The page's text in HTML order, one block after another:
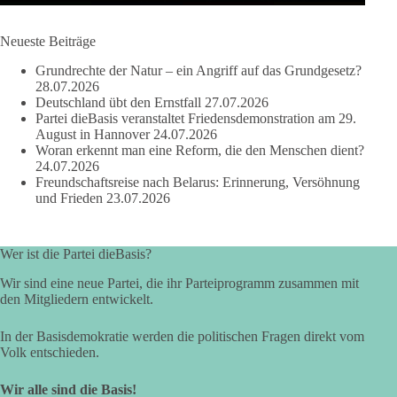
#dieBasis #Wasserverbot #Propaganda #WEF
219 7 55
DieBasis
2 Tage(n) zuvor
Wusstest du, dass Kooperation in Sachfragen etwas anderes ist
als eine feste Koalition?
Regierungsverantwortung, feste Vereinbarungen und
dauerhafte Bindungen. Kooperation in Sachfragen bedeutet
dagegen: Ein Vorschlag wird einzeln geprüft.
🟩🟩🟦🟦🟥🟥🟧🟧
Vorschläge können Zustimmung erhalten. Schlechte
Neueste Beiträge
Grundrechte der Natur – ein Angriff auf das Grundgesetz?
28.07.2026
Deutschland übt den Ernstfall 27.07.2026
Partei dieBasis veranstaltet Friedensdemonstration am 29.
August in Hannover 24.07.2026
Woran erkennt man eine Reform, die den Menschen dient?
24.07.2026
Freundschaftsreise nach Belarus: Erinnerung, Versöhnung
und Frieden 23.07.2026
Wer ist die Partei dieBasis?
Wir sind eine neue Partei, die ihr Parteiprogramm zusammen mit
den Mitgliedern entwickelt.
In der Basisdemokratie werden die politischen Fragen direkt vom
Volk entschieden.
Wir alle sind die Basis!